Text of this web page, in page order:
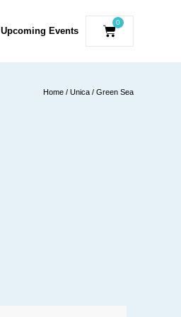
Upcoming Events
0
Home / Unica / Green Sea